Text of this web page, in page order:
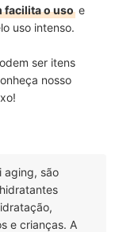
facilita o uso e
uso intenso.
ser itens
nosso
aging, são
e crianças. A